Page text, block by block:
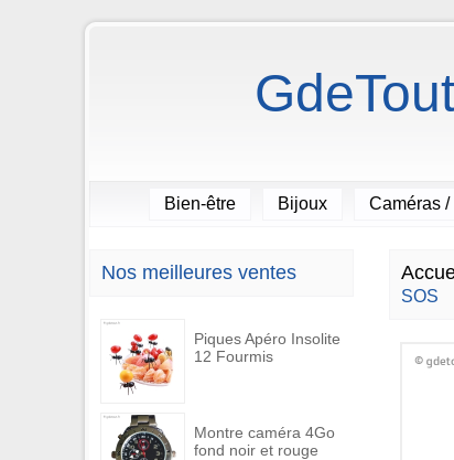
GdeTout
Bien-être Bijoux Caméras
Nos meilleures ventes
Piques Apéro Insolite
12 Fourmis
Montre caméra 4Go
fond noir et rouge
SOS